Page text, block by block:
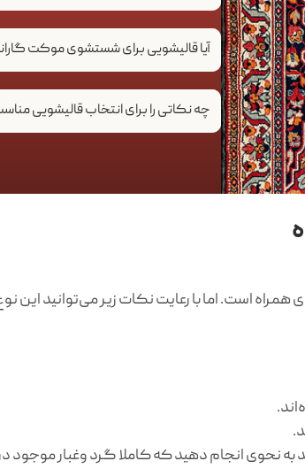
آیا قالیشویی برای شستشوی موکت
چه نکاتی را برای انتخاب قالیشویی
است. اما با رعایت نکات زیر می‌توانید این
نحوی انجام دهید که کاملا گرد وغبار موجود